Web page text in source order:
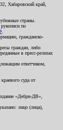
Хабаровский край,
страны.
по
гражданско-
граждан, либо
в пресс-релизах
ответчиком,
суда от
«Дебри-ДВ»,
лицо (лица),